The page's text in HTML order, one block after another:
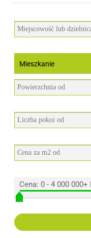
Mieszkanie
Cena: 0 - 4 000 000+